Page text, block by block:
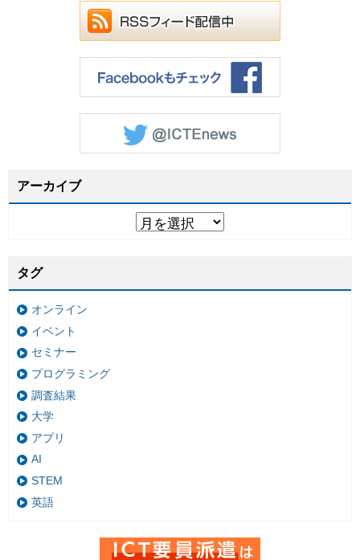
アーカイブ
タグ
オンライン
イベント
セミナー
プログラミング
調査結果
大学
アプリ
AI
STEM
英語